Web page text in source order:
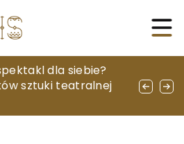
poprawiają
systemów
dla siebie?
sztuki teatralnej
się do
porady dla